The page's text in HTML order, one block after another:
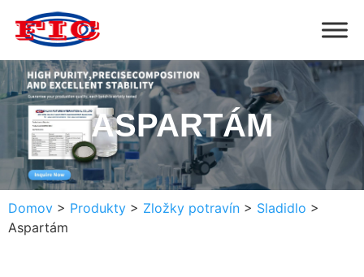
ASPARTÁM
Domov > Produkty > Zložky potravín > Sladidlo >
Aspartám